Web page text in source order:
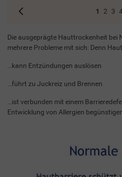
1 2 3
Die ausgeprägte Hauttrockenheit bei
mehrere Probleme mit sich: Denn
…kann Entzündungen auslösen
…führt zu Juckreiz und Brennen
…ist verbunden mit einem
Entwicklung von Allergien